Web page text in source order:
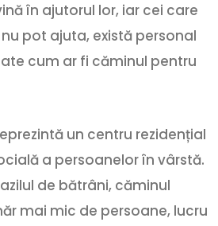
în ajutorul lor, iar cei care
pot ajuta, există personal
cum ar fi căminul pentru
un centru rezidențial
a persoanelor în vârstă.
de bătrâni, căminul
mai mic de persoane, lucru